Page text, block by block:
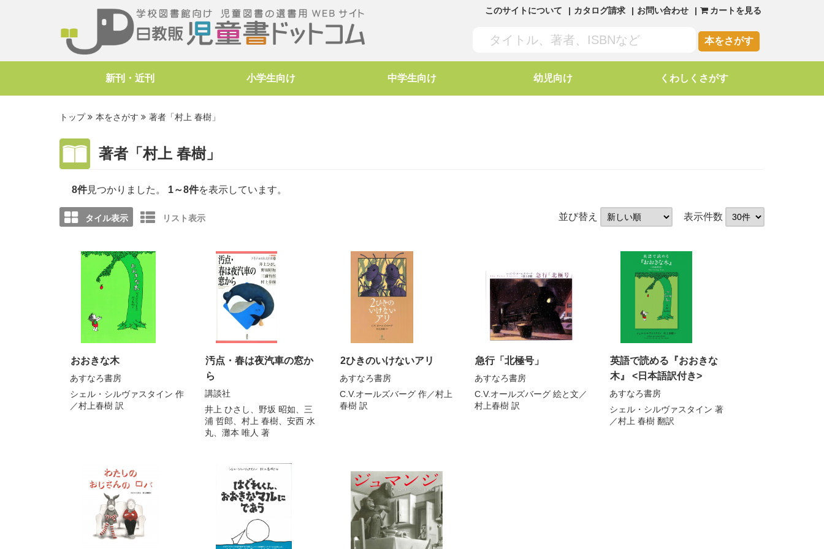
このサイトについて カタログ請求 お問い合わせ カートを見る
本をさがす
新刊・近刊 小学生向け 中学生向け 幼児向け くわしくさがす
トップ 本をさがす 著者「村上 春樹」
著者「村上 春樹」
8件見つかりました。 1～8件を表示しています。
タイル表示 リスト表示 並び替え 表示件数
おおきな木
あすなろ書房
シェル・シルヴァスタイン 作
／村上春樹 訳
汚点・春は夜汽車の窓か
ら
講談社
井上 ひさし
野坂 昭如
三
浦 哲郎
村上 春樹
安西 水
丸
灘本 唯人 著
2ひきのいけないアリ
あすなろ書房
C.V.オールズバーグ 作／村上
春樹 訳
急行「北極号」
あすなろ書房
C.V.オールズバーグ 絵と文／
村上春樹 訳
英語で読める『おおきな
木』 <日本語訳付き>
あすなろ書房
シェル・シルヴァスタイン 著
／村上 春樹 翻訳